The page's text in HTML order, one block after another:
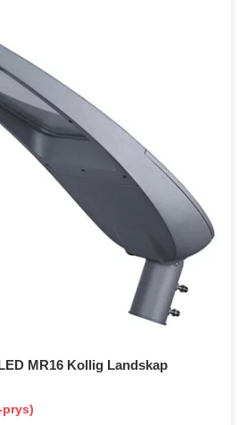
MR16 Kollig Landskap
prys)